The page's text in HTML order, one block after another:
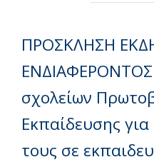
ΠΡΟΣΚΛΗΣΗ
ΕΝΔΙΑΦΕΡΟΝΤΟΣ
σχολείων
Εκπαίδευσης
τους σε